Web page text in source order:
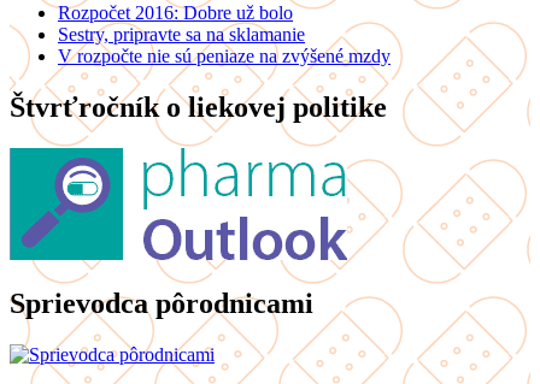
Rozpočet 2016: Dobre už bolo
Sestry, pripravte sa na sklamanie
V rozpočte nie sú peniaze na zvýšené mzdy
Štvrťročník o liekovej politike
Sprievodca pôrodnicami